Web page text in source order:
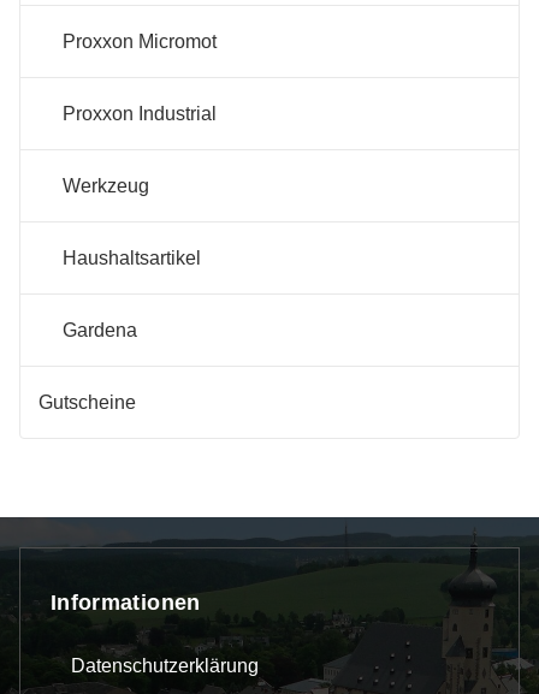
Proxxon Micromot
Proxxon Industrial
Werkzeug
Haushaltsartikel
Gardena
Gutscheine
Informationen
Datenschutzerklärung